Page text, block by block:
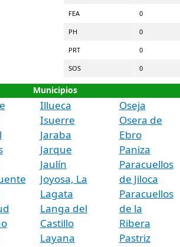
FEA 0
PH 0
PRT 0
SOS 0
Municipios
Illueca
Isuerre
Jaraba
Jarque
Jaulín
Joyosa, La
Lagata
Langa del
Castillo
Layana
Oseja
Osera de
Ebro
Paniza
Paracuellos
de Jiloca
Paracuellos
de la
Ribera
Pastriz